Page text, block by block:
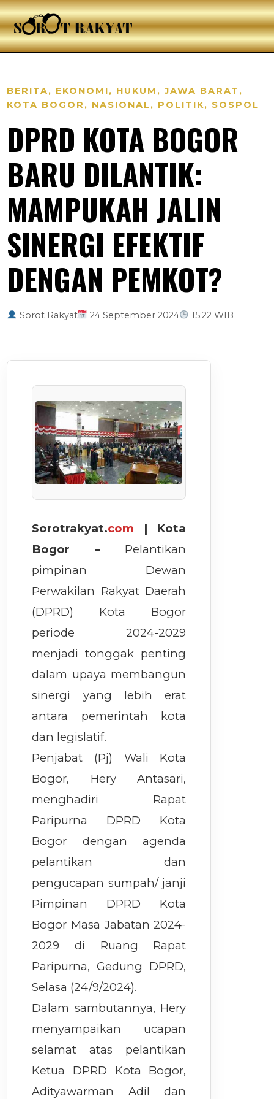
BERITA, EKONOMI, HUKUM ,JAWA BARAT ,
KOTA BOGOR , NASIONAL, POLITIK, SOSPOL
DPRD KOTA BOGOR
BARU DILANTIK:
MAMPUKAH JALIN
SINERGI EFEKTIF
DENGAN PEMKOT?
Sorot Rakyat 24 September 2024 15:22 WIB
Sorotrakyat.com | Kota
Bogor –Pelantikan
pimpinan Dewan
Perwakilan Rakyat Daerah
(DPRD) Kota Bogor
periode 2024-2029
menjadi tonggak penting
dalam upaya membangun
sinergi yang lebih erat
antara pemerintah kota
dan legislatif.
Penjabat (Pj) Wali Kota
Bogor, Hery Antasari,
menghadiri Rapat
Paripurna DPRD Kota
Bogor dengan agenda
pelantikan dan
pengucapan sumpah/ janji
Pimpinan DPRD Kota
Bogor Masa Jabatan 2024-
2029 di Ruang Rapat
Paripurna, Gedung DPRD,
Selasa (24/9/2024).
Dalam sambutannya, Hery
menyampaikan ucapan
selamat atas pelantikan
Ketua DPRD Kota Bogor,
Adityawarman Adil dan